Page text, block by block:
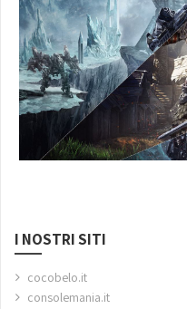
I NOSTRI SITI
cocobelo.it
consolemania.it